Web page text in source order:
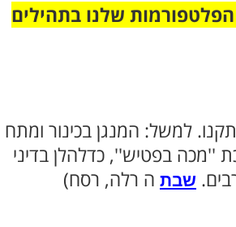
שלנו בתהילים
למשל: המנגן בכינור ומתח
''מכה בפטיש'', כדלהלן בדיני
שבת ה רלה, רסח)